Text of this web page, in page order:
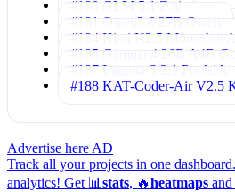
#180 GLM 5.1 Z.ai
#181 Qwen3.6 27B Qwen
#184 Kimi K2.5 Moonshot
#185 Gemma 4 26B A4B
#187 Laguna S 2.1 Poolside
#188 KAT-Coder-Air V2.5
Advertise here AD
Track all your projects in one dashboard.
analytics! Get 📊 stats, 🔥heatmaps